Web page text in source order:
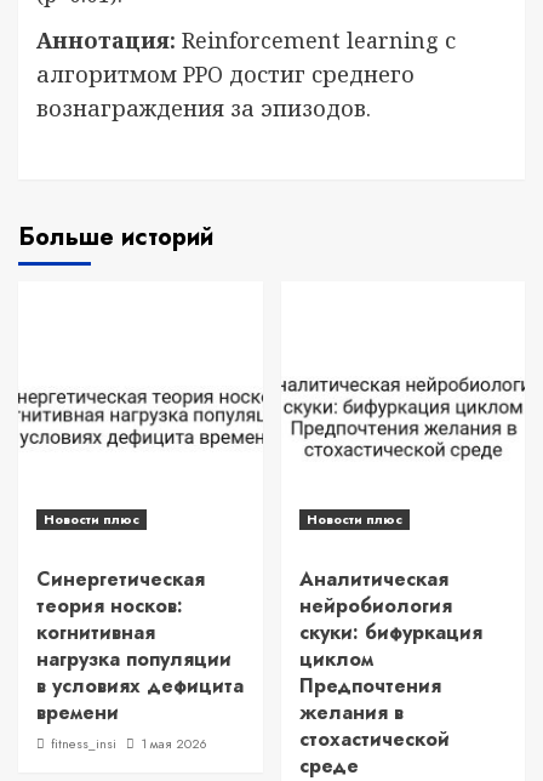
Аннотация: Reinforcement learning с
алгоритмом PPO достиг среднего
вознаграждения за эпизодов.
Больше историй
Новости плюс
Синергетическая
теория носков:
когнитивная
нагрузка популяции
в условиях дефицита
времени
fitness_insi 1 мая 2026
Новости плюс
Аналитическая
нейробиология
скуки: бифуркация
циклом
Предпочтения
желания в
стохастической
среде